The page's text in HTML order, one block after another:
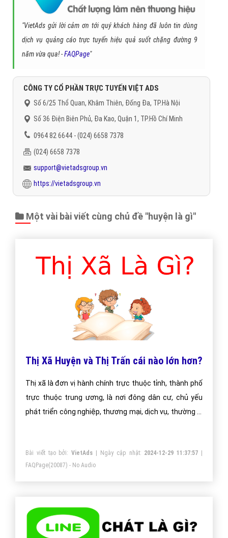
"VietAds gửi lời cảm ơn tới quý khách hàng đã luôn tin dùng
dịch vụ quảng cáo trực tuyến hiệu quả suốt chặng đường 9
năm vừa qua! -FAQPage"
CÔNG TY CỔ PHẦN TRỰC TUYẾN VIỆT ADS
Số 6/25 Thổ Quan, Khâm Thiên, Đống Đa, TP.Hà Nội
Số 36 Điện Biên Phủ, Đa Kao, Quận 1, TP.Hồ Chí Minh
0964 82 6644 - (024) 6658 7378
(024) 6658 7378
support@vietadsgroup.vn
https://vietadsgroup.vn
Một vài bài viết cùng chủ đề "huyện là gì"
Thị Xã Huyện và Thị Trấn cái nào lớn hơn?
Thị xã là đơn vị hành chính trực thuộc tỉnh, thành phố
trực thuộc trung ương, là nơi đông dân cư, chủ yếu
phát triển công nghiệp, thương mại, dịch vụ, thường là
Bài viết tạo bởi:VietAds | Ngày cập nhật: 2024-12-29 11:37:57 |
FAQPage(20087) - No Audio